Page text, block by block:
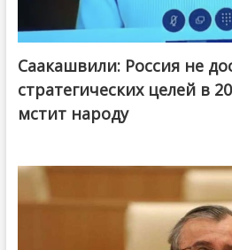
Саакашвили: Россия не
стратегических целей в
мстит народу